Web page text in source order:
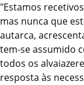
"Estamos
mas nunca que
autarca,
tem-se assumido
todos os
resposta às